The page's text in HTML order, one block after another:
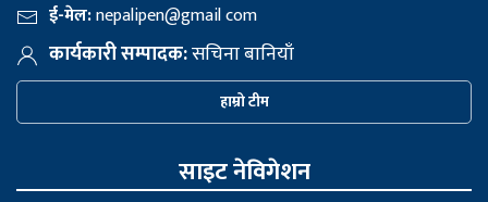
ई-मेल:nepalipen@gmail com
कार्यकारी सम्पादक:सचिना बानियाँ
हाम्रो टीम
साइट नेविगेशन